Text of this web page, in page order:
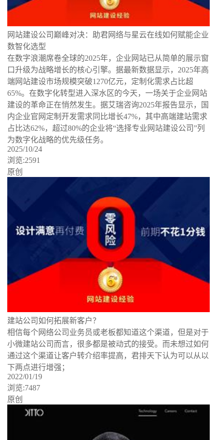
网站建设公司巅峰对决：助君网络与星云在线如何赋能企业
数智化选型
​在数字浪潮席卷全球的2025年，企业网站已从简单的展示窗
口升级为战略增长的核心引擎。据最新数据显示，2025年高
端网站建设市场规模突破1270亿元，定制化需求占比超
65%。在数字化转型进入深水区的今天，一场关于企业网站
建设的革命正在悄然发生。据艾瑞咨询2025年报告显示，国
内企业官网定制开发需求同比增长47%，其中高端建站需求
占比达62%，超过80%的企业将“选择专业网站建设公司”列
为数字化战略的优先级任务。
2025/10/24
浏览:2591
原创
建站公司如何拓展新客户？
相信每个网络公司业务员或老板都知道这个渠道，但是对于
小微建站公司而言，很多都是被动式的接受。而未想过如何
通过这个渠道让客户转介绍率提高，君排天下认为可以从以
下两点进行增强；
2022/01/19
浏览:7487
原创